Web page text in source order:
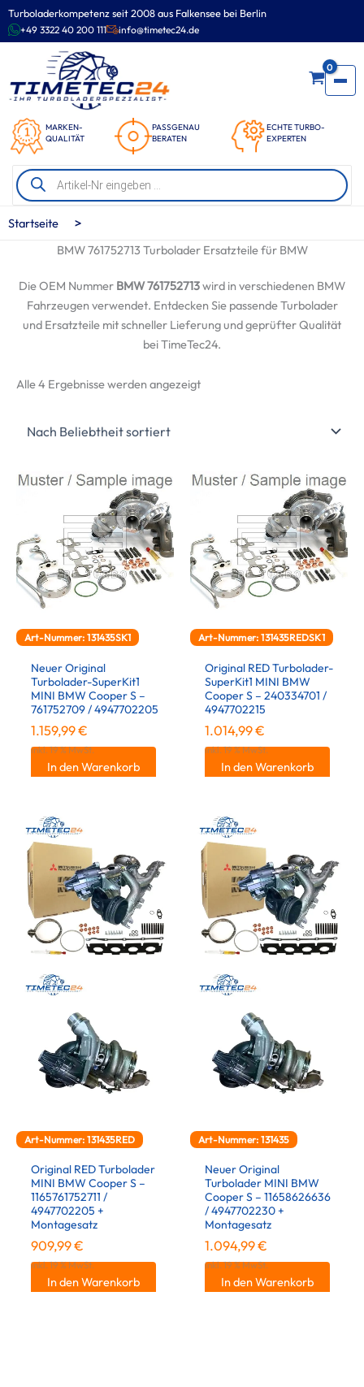
Turboladerkompetenz seit 2008 aus Falkensee bei Berlin
+49 3322 40 200 111 info@timetec24.de
MARKEN-
QUALITÄT
PASSGENAU
BERATEN
ECHTE TURBO-
EXPERTEN
0
Products
search
Zum
Inhalt
springen
Startseite >
BMW 761752713 Turbolader Ersatzteile für BMW
Die OEM Nummer BMW 761752713wird in verschiedenen BMW
Fahrzeugen verwendet. Entdecken Sie passende Turbolader
und Ersatzteile mit schneller Lieferung und geprüfter Qualität
bei TimeTec24.
Alle 4 Ergebnisse werden angezeigtNach
Art-Nummer: 131435SK1
Neuer Original
Turbolader-SuperKit1
MINI BMW Cooper S –
761752709 / 4947702205
1.159,99€
inkl. 19 % MwSt.
In den Warenkorb
Art-Nummer: 131435REDSK1
Original RED Turbolader-
SuperKit1 MINI BMW
Cooper S – 240334701 /
4947702215
1.014,99€
inkl. 19 % MwSt.
In den Warenkorb
Art-Nummer: 131435RED
Original RED Turbolader
MINI BMW Cooper S –
1165761752711 /
4947702205 +
Montagesatz
909,99€
inkl. 19 % MwSt.
In den Warenkorb
Art-Nummer: 131435
Neuer Original
Turbolader MINI BMW
Cooper S – 11658626636
/ 4947702230 +
Montagesatz
1.094,99€
inkl. 19 % MwSt.
In den Warenkorb